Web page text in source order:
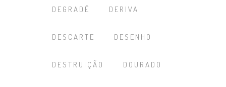
DEGRADÊ DERIVA
DESCARTE DESENHO
DESTRUIÇÃO DOURADO